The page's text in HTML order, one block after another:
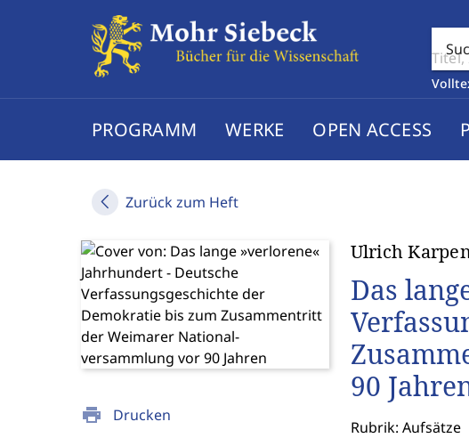
PROGRAMM WERKE OPEN ACCESS
Zurück zum Heft
print Drucken
Ulrich
Das
90
Rubrik: Aufsätze